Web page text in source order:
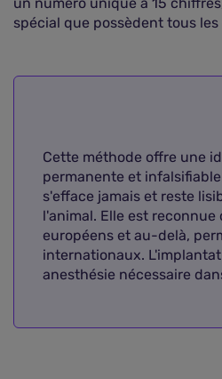
spécial que possèdent tous
Cette méthode offre une
permanente et
s'efface jamais et reste
l'animal. Elle est reconnue
européens et au-delà,
internationaux.
anesthésie nécessaire